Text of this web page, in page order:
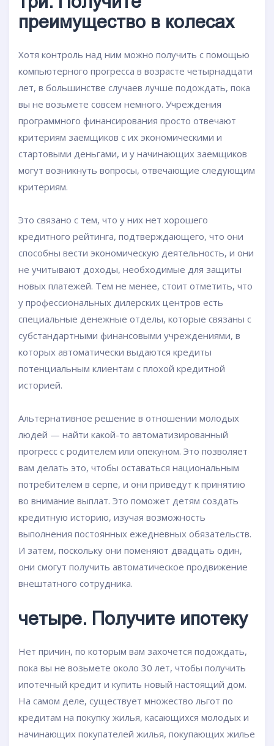
преимущество в колесах
Хотя контроль над ним можно получить с помощью
компьютерного прогресса в возрасте четырнадцати
лет, в большинстве случаев лучше подождать, пока
вы не возьмете совсем немного. Учреждения
программного финансирования просто отвечают
критериям заемщиков с их экономическими и
стартовыми деньгами, и у начинающих заемщиков
могут возникнуть вопросы, отвечающие следующим
критериям.
Это связано с тем, что у них нет хорошего
кредитного рейтинга, подтверждающего, что они
способны вести экономическую деятельность, и они
не учитывают доходы, необходимые для защиты
новых платежей. Тем не менее, стоит отметить, что
у профессиональных дилерских центров есть
специальные денежные отделы, которые связаны с
субстандартными финансовыми учреждениями, в
которых автоматически выдаются кредиты
потенциальным клиентам с плохой кредитной
историей.
Альтернативное решение в отношении молодых
людей — найти какой-то автоматизированный
прогресс с родителем или опекуном. Это позволяет
вам делать это, чтобы оставаться национальным
потребителем в серпе, и они приведут к принятию
во внимание выплат. Это поможет детям создать
кредитную историю, изучая возможность
выполнения постоянных ежедневных обязательств.
И затем, поскольку они поменяют двадцать один,
они смогут получить автоматическое продвижение
внештатного сотрудника.
четыре. Получите ипотеку
Нет причин, по которым вам захочется подождать,
пока вы не возьмете около 30 лет, чтобы получить
ипотечный кредит и купить новый настоящий дом.
На самом деле, существует множество льгот по
кредитам на покупку жилья, касающихся молодых и
начинающих покупателей жилья, покупающих жилье